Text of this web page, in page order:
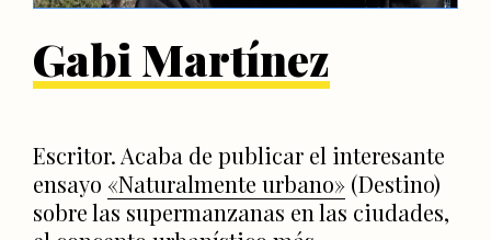
Gabi Martínez
Escritor. Acaba de publicar el interesante
ensayo «Naturalmente urbano» (Destino)
sobre las supermanzanas en las ciudades,